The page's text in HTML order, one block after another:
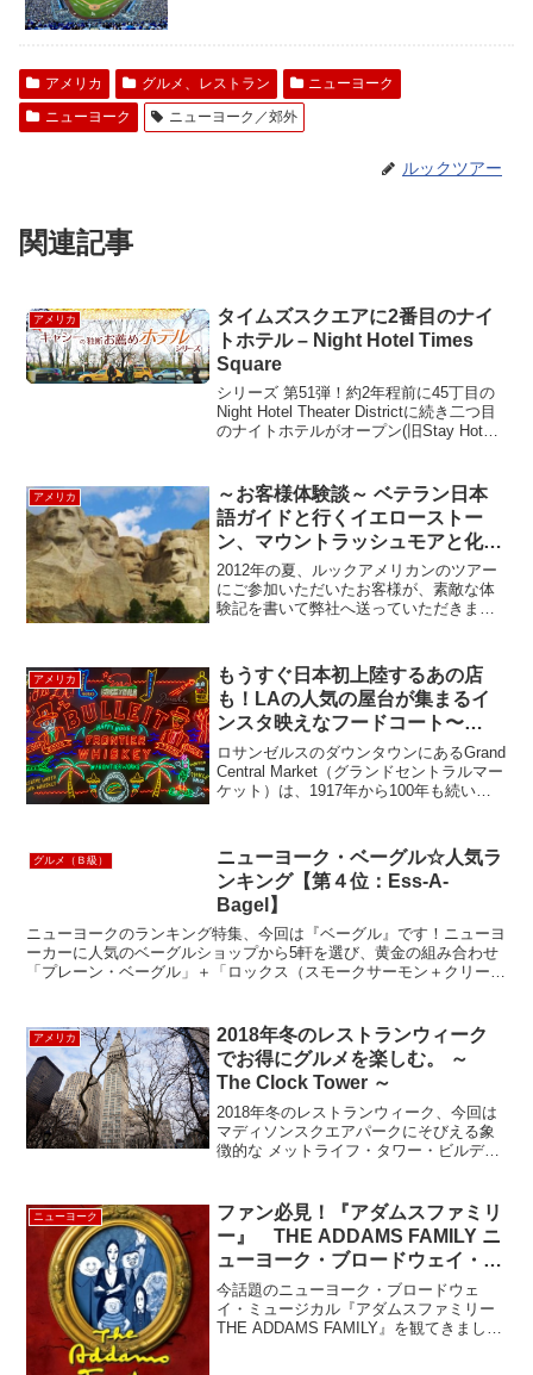
アメリカ グルメ、レストラン
ニューヨーク
ニューヨーク
ニューヨーク／郊外
ルックツアー
関連記事
アメリカ
タイムズスクエアに2番目のナイ
トホテル – Night Hotel Times
Square
シリーズ 第51弾！約2年程前に45丁目の
Night Hotel Theater Districtに続き二つ目
のナイトホテルがオープン(旧Stay Hotel)
が...
アメリカ
～お客様体験談～ ベテラン日本
語ガイドと行くイエローストー
ン、マウントラッシュモアと化石
採集の旅① -Yellowstone
National Park, Mt.Rushmore,
Fossil Collecting
2012年の夏、ルックアメリカンのツアー
にご参加いただいたお客様が、素敵な体
験記を書いて弊社へ送っていただきまし
ン国立公園、マウントラッシュモア、グ
ランドティトンと５日...
アメリカ
もうすぐ日本初上陸するあの店
も！LAの人気の屋台が集まるイ
ンスタ映えなフードコート〜
Grand Central Market
ロサンゼルスのダウンタウンにあるGrand
Central Market（グランドセントラルマー
ケット）は、1917年から100年も続いる
スタグラマーに人気のこのネオン...
グルメ（Ｂ級）
ニューヨーク・ベーグル☆人気ラ
ンキング【第４位：Ess-A-
Bagel】
ニューヨークのランキング特集、今回は『ベーグル』です！ニューヨ
ーカーに人気のベーグルショップから5軒を選び、黄金の組み合わせ
「プレーン・ベーグル」＋「ロックス（スモークサーモン＋クリーム
アメリカ
2018年冬のレストランウィーク
でお得にグルメを楽しむ。 ～
The Clock Tower ～
2018年冬のレストランウィーク、今回は
マディソンスクエアパークにそびえる象
徴的な メットライフ・タワー・ビルディ
ン経営者として有名なス...
ニューヨーク
ファン必見！『アダムスファミリ
ー』 THE ADDAMS FAMILY ニ
ューヨーク・ブロードウェイ・ミ
ュージカル
今話題のニューヨーク・ブロードウェ
イ・ミュージカル『アダムスファミリー
THE ADDAMS FAMILY』を観てきまし